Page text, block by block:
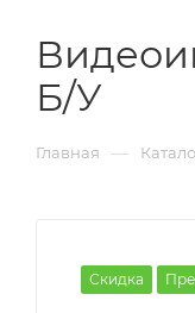
Б/У
Главная —
Скидка